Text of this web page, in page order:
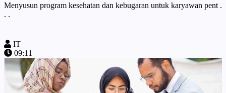
Menyusun program kesehatan dan kebugaran untuk karyawan pent .
. .
IT
09:11